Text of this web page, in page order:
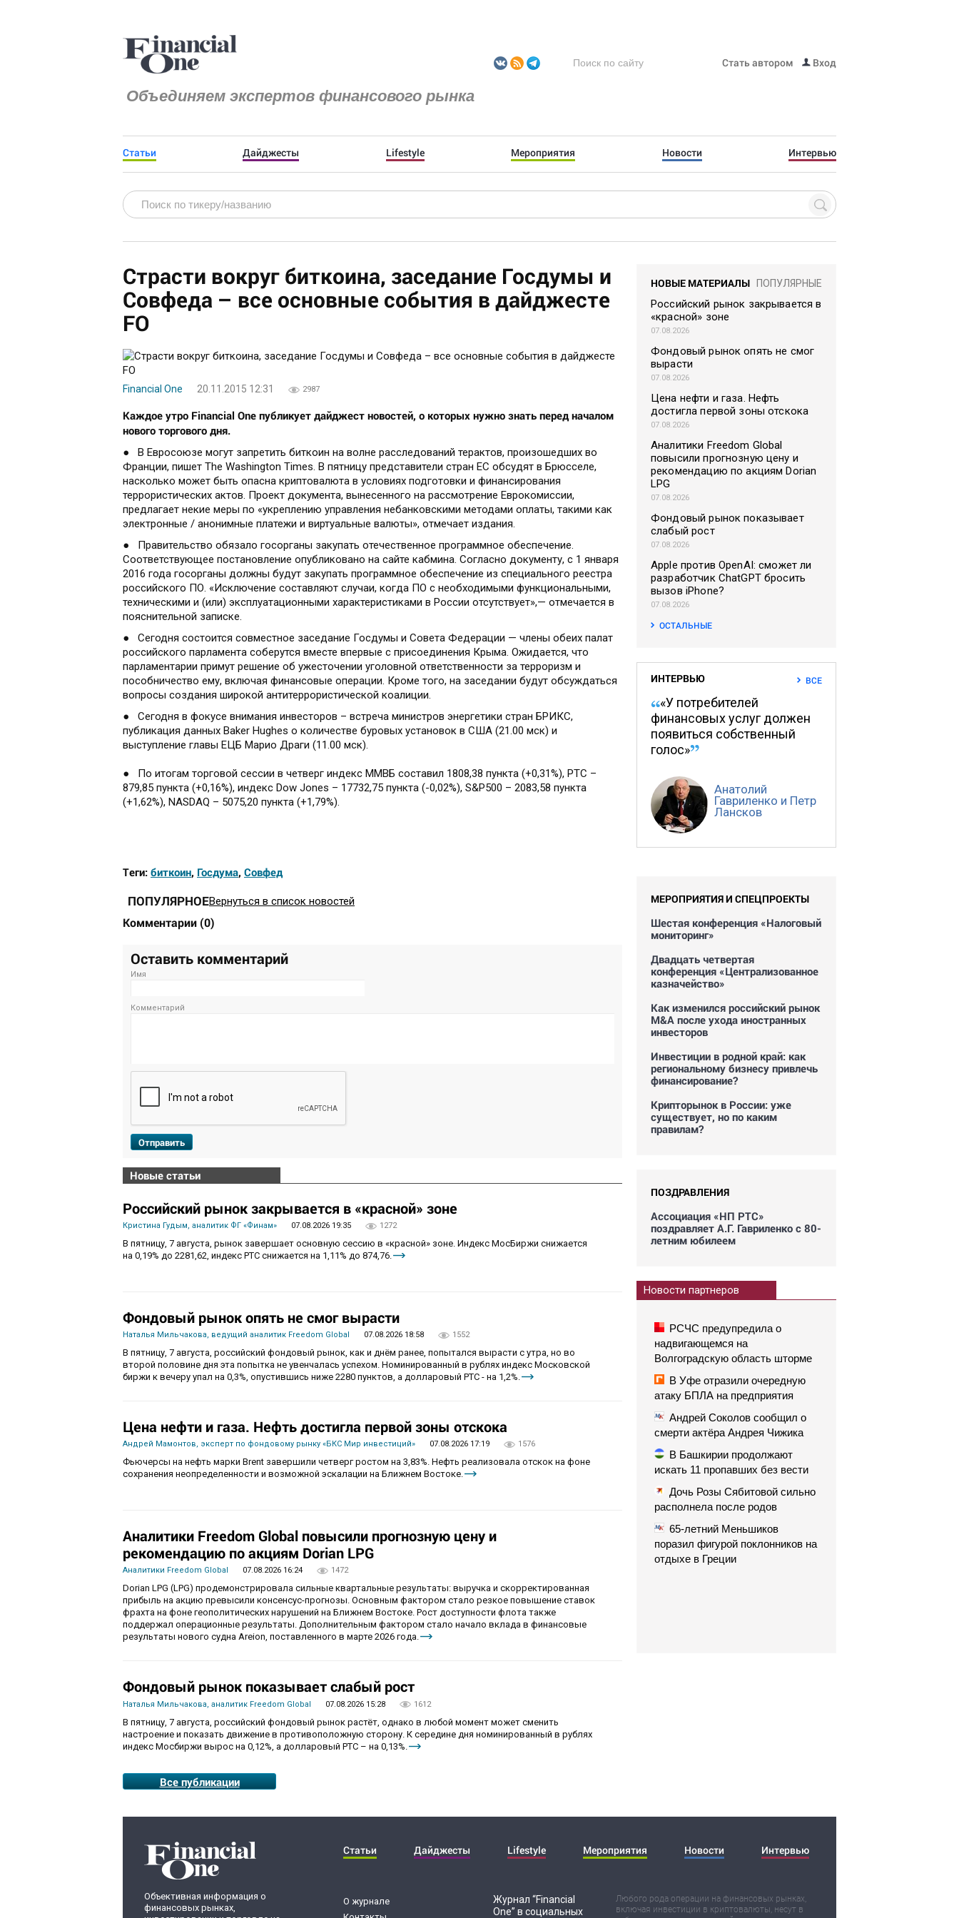
Объединяем экспертов финансового рынка
Стать автором Вход
Статьи Дайджесты Lifestyle Мероприятия Новости Интервью
Страсти вокруг биткоина, заседание Госдумы и
Совфеда – все основные события в дайджесте
FO
Financial One 20.11.2015 12:31 2987
Каждое утро Financial One публикует дайджест новостей, о которых нужно знать перед началом
нового торгового дня.
● В Евросоюзе могут запретить биткоин на волне расследований терактов, произошедших во
Франции, пишет The Washington Times. В пятницу представители стран ЕС обсудят в Брюсселе,
насколько может быть опасна криптовалюта в условиях подготовки и финансирования
террористических актов. Проект документа, вынесенного на рассмотрение Еврокомиссии,
предлагает некие меры по «укреплению управления небанковскими методами оплаты, такими как
электронные / анонимные платежи и виртуальные валюты», отмечает издания.
● Правительство обязало госорганы закупать отечественное программное обеспечение.
Соответствующее постановление опубликовано на сайте кабмина. Согласно документу, с 1 января
2016 года госорганы должны будут закупать программное обеспечение из специального реестра
российского ПО. «Исключение составляют случаи, когда ПО с необходимыми функциональными,
техническими и (или) эксплуатационными характеристиками в России отсутствует»,— отмечается в
пояснительной записке.
● Сегодня состоится совместное заседание Госдумы и Совета Федерации — члены обеих палат
российского парламента соберутся вместе впервые с присоединения Крыма. Ожидается, что
парламентарии примут решение об ужесточении уголовной ответственности за терроризм и
пособничество ему, включая финансовые операции. Кроме того, на заседании будут обсуждаться
вопросы создания широкой антитеррористической коалиции.
● Сегодня в фокусе внимания инвесторов – встреча министров энергетики стран БРИКС,
публикация данных Baker Hughes о количестве буровых установок в США (21.00 мск) и
выступление главы ЕЦБ Марио Драги (11.00 мск).
● По итогам торговой сессии в четверг индекс ММВБ составил 1808,38 пункта (+0,31%), РТС –
879,85 пункта (+0,16%), индекс Dow Jones – 17732,75 пункта (-0,02%), S&P500 – 2083,58 пункта
(+1,62%), NASDAQ – 5075,20 пункта (+1,79%).
Теги: биткоин, Госдума, Совфед
ПОПУЛЯРНОЕВернуться в список новостей
Комментарии (0)
Оставить комментарий
Имя
Комментарий
Отправить
Новые статьи
Российский рынок закрывается в «красной» зоне
Кристина Гудым, аналитик ФГ «Финам» 07.08.2026 19:35 1272
В пятницу, 7 августа, рынок завершает основную сессию в «красной» зоне. Индекс МосБиржи снижается
на 0,19% до 2281,62, индекс РТС снижается на 1,11% до 874,76.
Фондовый рынок опять не смог вырасти
Наталья Мильчакова, ведущий аналитик Freedom Global 07.08.2026 18:58 1552
В пятницу, 7 августа, российский фондовый рынок, как и днём ранее, попытался вырасти с утра, но во
второй половине дня эта попытка не увенчалась успехом. Номинированный в рублях индекс Московской
биржи к вечеру упал на 0,3%, опустившись ниже 2280 пунктов, а долларовый РТС - на 1,2%.
Цена нефти и газа. Нефть достигла первой зоны отскока
Андрей Мамонтов, эксперт по фондовому рынку «БКС Мир инвестиций» 07.08.2026 17:19 1576
Фьючерсы на нефть марки Brent завершили четверг ростом на 3,83%. Нефть реализовала отскок на фоне
сохранения неопределенности и возможной эскалации на Ближнем Востоке.
Аналитики Freedom Global повысили прогнозную цену и
рекомендацию по акциям Dorian LPG
Аналитики Freedom Global 07.08.2026 16:24 1472
Dorian LPG (LPG) продемонстрировала сильные квартальные результаты: выручка и скорректированная
прибыль на акцию превысили консенсус-прогнозы. Основным фактором стало резкое повышение ставок
фрахта на фоне геополитических нарушений на Ближнем Востоке. Рост доступности флота также
поддержал операционные результаты. Дополнительным фактором стало начало вклада в финансовые
результаты нового судна Areion, поставленного в марте 2026 года.
Фондовый рынок показывает слабый рост
Наталья Мильчакова, аналитик Freedom Global 07.08.2026 15:28 1612
В пятницу, 7 августа, российский фондовый рынок растёт, однако в любой момент может сменить
настроение и показать движение в противоположную сторону. К середине дня номинированный в рублях
индекс Мосбиржи вырос на 0,12%, а долларовый РТС – на 0,13%.
Все публикации
НОВЫЕ МАТЕРИАЛЫ ПОПУЛЯРНЫЕ
Российский рынок закрывается в
«красной» зоне
07.08.2026
Фондовый рынок опять не смог
вырасти
07.08.2026
Цена нефти и газа. Нефть
достигла первой зоны отскока
07.08.2026
Аналитики Freedom Global
повысили прогнозную цену и
рекомендацию по акциям Dorian
LPG
07.08.2026
Фондовый рынок показывает
слабый рост
07.08.2026
Apple против OpenAI: сможет ли
разработчик ChatGPT бросить
вызов iPhone?
07.08.2026
ОСТАЛЬНЫЕ
ИНТЕРВЬЮ ВСЕ
«У потребителей
финансовых услуг должен
появиться собственный
голос»
Анатолий
Гавриленко и Петр
Лансков
МЕРОПРИЯТИЯ И СПЕЦПРОЕКТЫ
Шестая конференция «Налоговый
мониторинг»
Двадцать четвертая
конференция «Централизованное
казначейство»
Как изменился российский рынок
M&A после ухода иностранных
инвесторов
Инвестиции в родной край: как
региональному бизнесу привлечь
финансирование?
Крипторынок в России: уже
существует, но по каким
правилам?
ПОЗДРАВЛЕНИЯ
Ассоциация «НП РТС»
поздравляет А.Г. Гавриленко с 80-
летним юбилеем
Новости партнеров
РСЧС предупредила о
надвигающемся на
Волгоградскую область шторме
В Уфе отразили очередную
атаку БПЛА на предприятия
Андрей Соколов сообщил о
смерти актёра Андрея Чижика
В Башкирии продолжают
искать 11 пропавших без вести
Дочь Розы Сябитовой сильно
располнела после родов
65-летний Меньшиков
поразил фигурой поклонников на
отдыхе в Греции
Объективная информация о
финансовых рынках,
Статьи Дайджесты Lifestyle Мероприятия Новости Интервью
О журнале
Журнал “Financial
One” в социальных
Любого рода операции на финансовых рынках,
включая инвестиции в криптовалюты, несут в